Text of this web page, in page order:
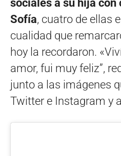
sociales a su hija con
Sofía, cuatro de ellas
cualidad que
hoy la recordaron.
amor, fui muy feliz”,
junto a las imágenes
Twitter e Instagram y